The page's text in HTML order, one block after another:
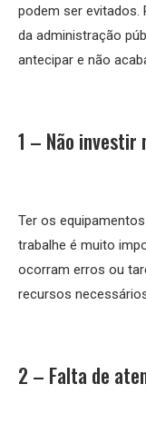
podem ser
da administração
antecipar e não
1 – Não
Ter os
trabalhe é muito
ocorram erros ou
recursos
2 – Falta de